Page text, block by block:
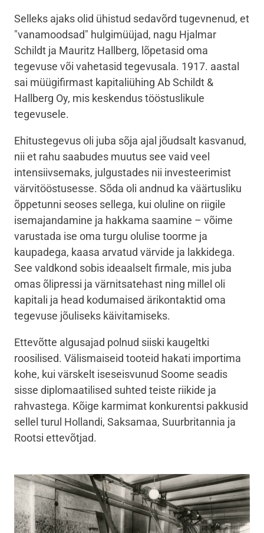
Selleks ajaks olid ühistud sedavõrd tugevnenud, et
"vanamoodsad" hulgimüüjad, nagu Hjalmar
Schildt ja Mauritz Hallberg, lõpetasid oma
tegevuse või vahetasid tegevusala. 1917. aastal
sai müügifirmast kapitaliühing Ab Schildt &
Hallberg Oy, mis keskendus tööstuslikule
tegevusele.
Ehitustegevus oli juba sõja ajal jõudsalt kasvanud,
nii et rahu saabudes muutus see vaid veel
intensiivsemaks, julgustades nii investeerimist
värvitööstusesse. Sõda oli andnud ka väärtusliku
õppetunni seoses sellega, kui oluline on riigile
isemajandamine ja hakkama saamine – võime
varustada ise oma turgu olulise toorme ja
kaupadega, kaasa arvatud värvide ja lakkidega.
See valdkond sobis ideaalselt firmale, mis juba
omas õlipressi ja värnitsatehast ning millel oli
kapitali ja head kodumaised ärikontaktid oma
tegevuse jõuliseks käivitamiseks.
Ettevõtte algusajad polnud siiski kaugeltki
roosilised. Välismaiseid tooteid hakati importima
kohe, kui värskelt iseseisvunud Soome seadis
sisse diplomaatilised suhted teiste riikide ja
rahvastega. Kõige karmimat konkurentsi pakkusid
sellel turul Hollandi, Saksamaa, Suurbritannia ja
Rootsi ettevõtjad.